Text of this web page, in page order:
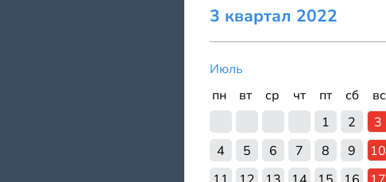
3 квартал 2022
Июль
пн
вт ср чт пт сб
вс
1
2
3
4
5 6 7 8 9
10